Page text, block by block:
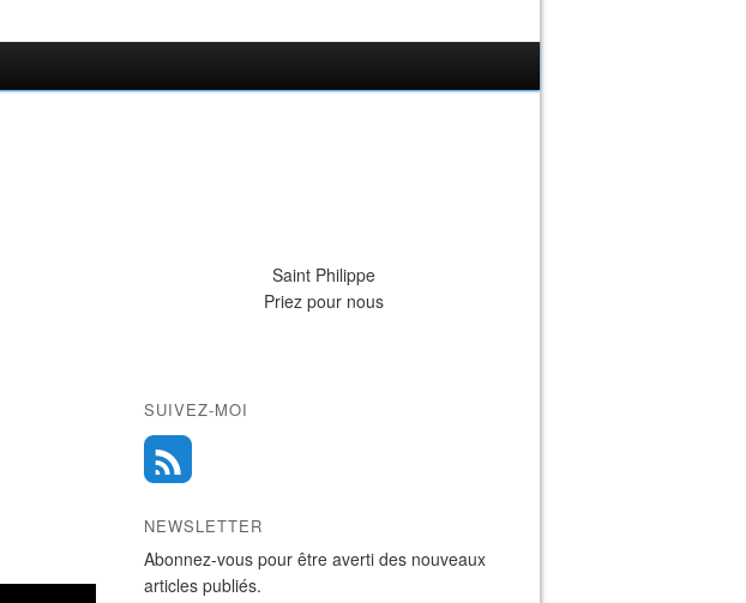
Saint Philippe
Priez pour nous
SUIVEZ-MOI
NEWSLETTER
Abonnez-vous pour être averti des nouveaux
articles publiés.